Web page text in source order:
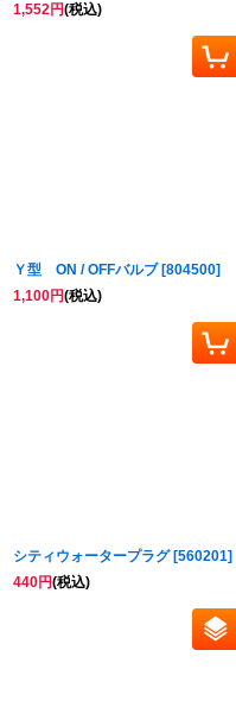
1,552円(税込)
Ｙ型 ON / OFFバルブ [804500]
1,100円(税込)
シティウォータープラグ [560201]
440円(税込)